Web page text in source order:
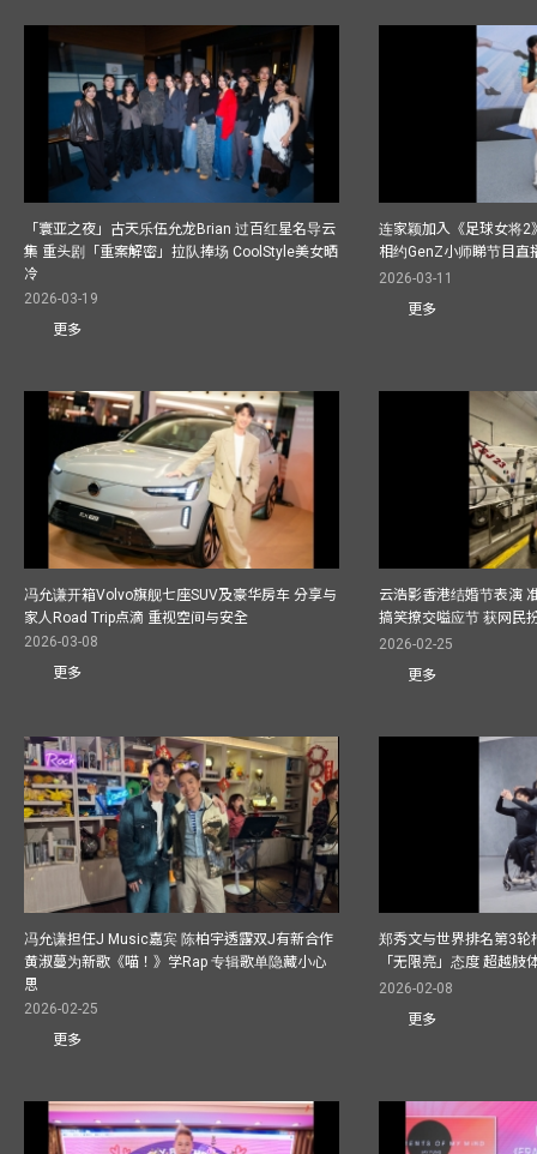
「寰亚之夜」古天乐伍允龙Brian 过百红星名导云
集 重头剧「重案解密」拉队捧场 CoolStyle美女晒
冷
2026-03-19
更多
连家颖加入《足球女将
相约GenZ小师睇节目直
2026-03-11
更多
冯允谦开箱Volvo旗舰七座SUV及豪华房车 分享与
家人Road Trip点滴 重视空间与安全
2026-03-08
更多
云浩影香港结婚节表演
搞笑撩交嗌应节 获网民
2026-02-25
更多
冯允谦担任J Music嘉宾 陈柏宇透露双J有新合作
黄淑蔓为新歌《喵！》学Rap 专辑歌单隐藏小心
思
2026-02-25
更多
郑秀文与世界排名第3轮
「无限亮」态度 超越肢
2026-02-08
更多